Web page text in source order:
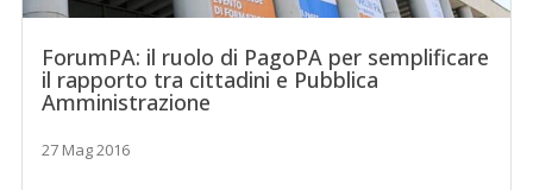
ForumPA: il ruolo di PagoPA per semplificare
il rapporto tra cittadini e Pubblica
Amministrazione
27 Mag 2016